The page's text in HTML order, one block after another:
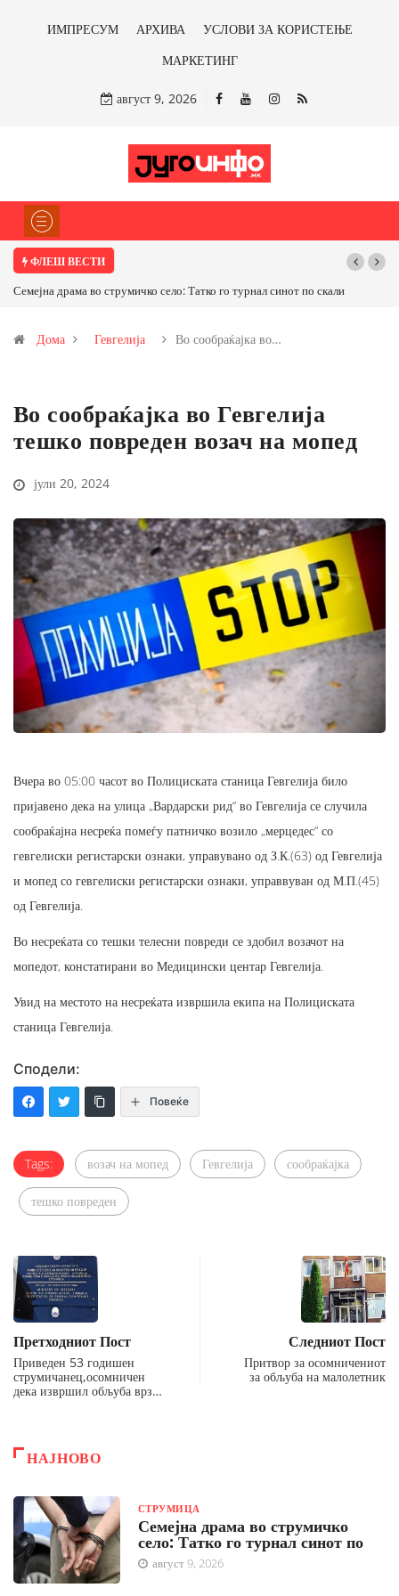
ИМПРЕСУМ АРХИВА
УСЛОВИ ЗА КОРИСТЕЊЕ
МАРКЕТИНГ
август 9, 2026
ФЛЕШ ВЕСТИ
Семејна драма во струмичко село: Татко го турнал синот по скали
Дома Гевгелија Во сообраќајка во…
Во сообраќајка во Гевгелија
тешко повреден возач на мопед
јули 20, 2024
Вчера во 05:00 часот во Полициската станица Гевгелија било
пријавено дека на улица „Вардарски рид“ во Гевгелија се случила
сообраќајна несреќа помеѓу патничко возило „мерцедес“ со
гевгелиски регистарски ознаки, управувано од З.К.(63) од Гевгелија
и мопед со гевгелиски регистарски ознаки, управвуван од М.П.(45)
од Гевгелија.
Во несреќата со тешки телесни повреди се здобил возачот на
мопедот, констатирани во Медицински центар Гевгелија.
Увид на местото на несреќата извршила екипа на Полициската
станица Гевгелија.
Сподели:
Повеќе
Tags: возач на мопед Гевгелија сообраќајка
тешко повреден
Претходниот Пост
Приведен 53 годишен
струмичанец,осомничен
дека извршил обљуба врз…
Следниот Пост
Притвор за осомничениот
за обљуба на малолетник
НАЈНОВО
СТРУМИЦА
Семејна драма во струмичко
село: Татко го турнал синот по
август 9, 2026